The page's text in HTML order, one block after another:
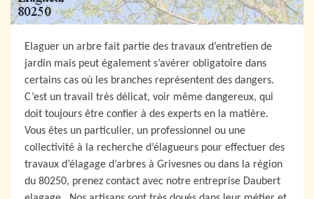
Elaguer un arbre fait partie des travaux d’entretien de
jardin mais peut également s’avérer obligatoire dans
certains cas où les branches représentent des dangers.
C’est un travail très délicat, voir même dangereux, qui
doit toujours être confier à des experts en la matière.
Vous êtes un particulier, un professionnel ou une
collectivité à la recherche d’élagueurs pour effectuer des
travaux d’élagage d’arbres à Grivesnes ou dans la région
du 80250, prenez contact avec notre entreprise Daubert